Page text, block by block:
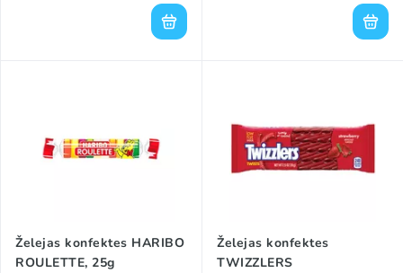
Želejas konfektes HARIBO
ROULETTE, 25g
Želejas konfektes
TWIZZLERS